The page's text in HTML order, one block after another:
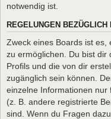
notwendig ist.
REGELUNGEN
Zweck eines Boards ist es,
zu ermöglichen. Du bist dir
Profils und die von dir
zugänglich sein können.
einzelne Informationen
(z. B. andere registrierte
sind. Wenn du Fragen